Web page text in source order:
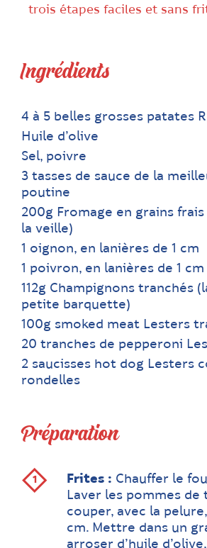
trois étapes faciles et sans
Ingrédients
4 à 5 belles grosses patates
Huile d’olive
Sel, poivre
3 tasses de sauce de la
poutine
200g Fromage en grains
la veille)
1 oignon, en lanières de 1 cm
1 poivron, en lanières de 1 cm
112g Champignons tranchés
petite barquette)
100g smoked meat Lesters
20 tranches de pepperoni
2 saucisses hot dog Lesters
rondelles
Préparation
Frites : Chauffer le
Laver les pommes
couper, avec la
cm. Mettre dans un
arroser d’huile